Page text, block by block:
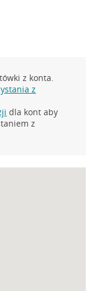
z konta.
z
dla kont aby
z